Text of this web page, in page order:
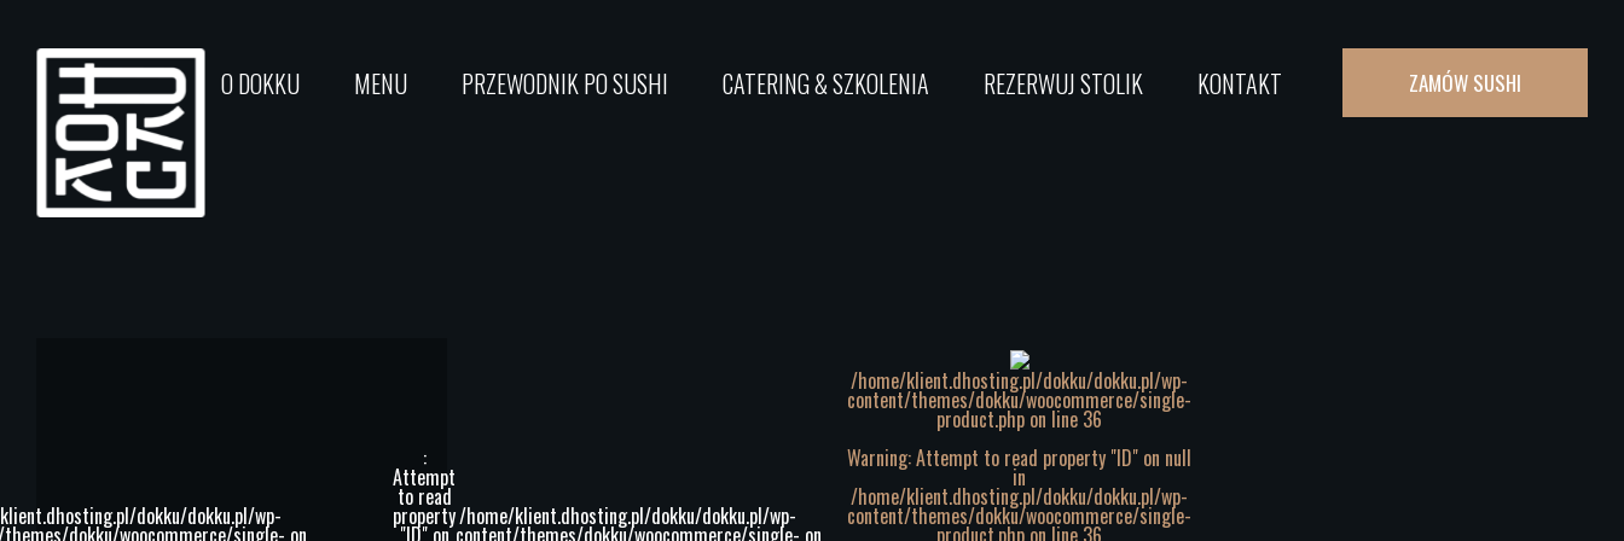
O DOKKU MENU PRZEWODNIK PO SUSHI CATERING & SZKOLENIA REZERWUJ STOLIK KONTAKT ZAMÓW SUSHI
dokku/dokku.pl/wp-
dokku/woocommerce/single- on
:
Attempt
to read
property
"ID" on
/home/klient.dhosting.pl/dokku/dokku.pl/wp-
content/themes/dokku/woocommerce/single- on
/home/klient.dhosting.pl/dokku/dokku.pl/wp-
content/themes/dokku/woocommerce/single-
product.php on line 36
Warning: Attempt to read property "ID" on null
in
/home/klient.dhosting.pl/dokku/dokku.pl/wp-
content/themes/dokku/woocommerce/single-
product.php on line 36